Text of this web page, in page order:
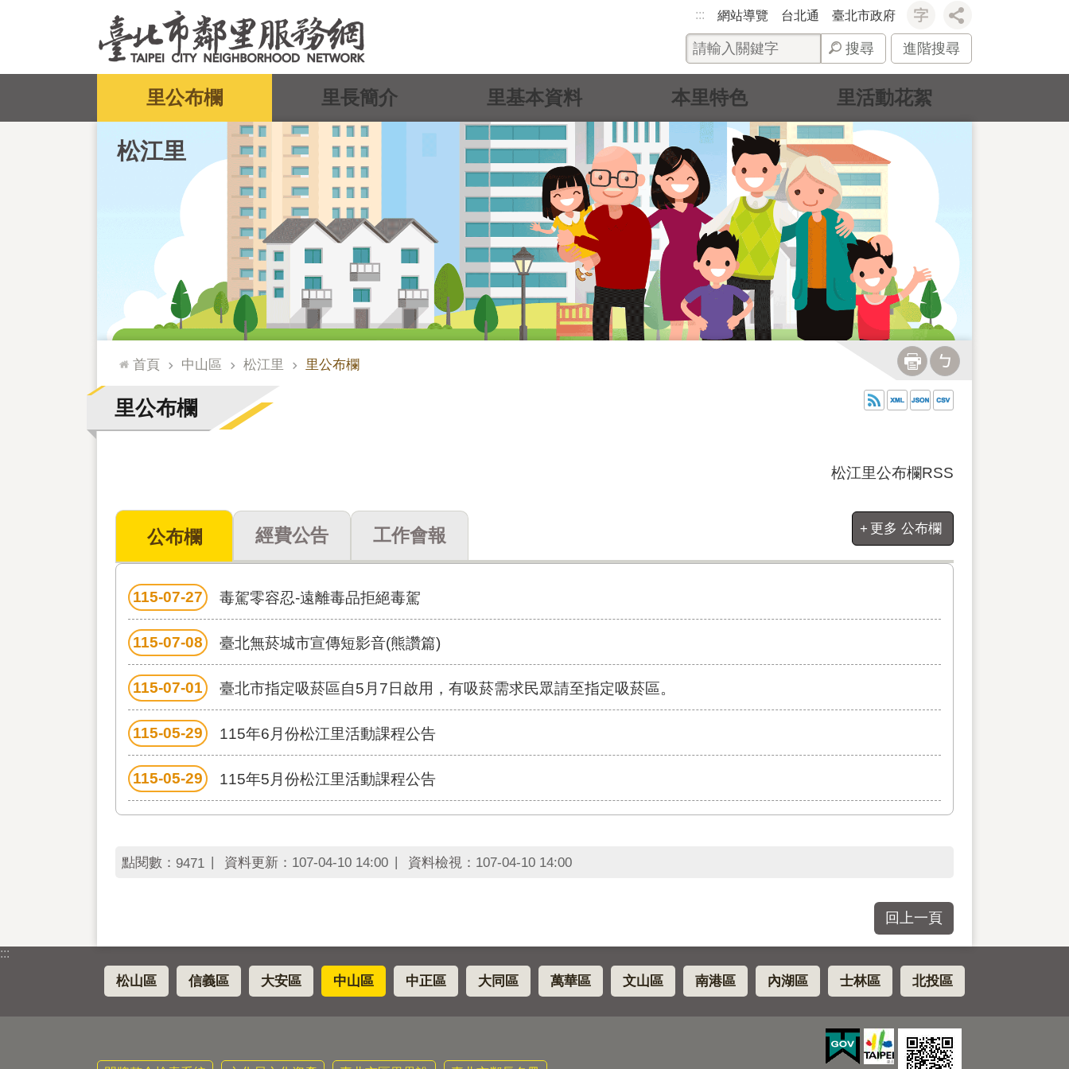
::: 網站導覽 台北通 臺北市政府
搜尋 進階搜尋
松江里
里公布欄 里長簡介 里基本資料 本里特色 里活動花絮
::: 首頁 中山區 松江里 里公布欄
里公布欄
松江里公布欄RSS
公布欄 經費公告 工作會報
115-07-27 毒駕零容忍-遠離毒品拒絕毒駕
115-07-08 臺北無菸城市宣傳短影音(熊讚篇)
115-07-01 臺北市指定吸菸區自5月7日啟用，有吸菸需求民眾請至指定吸菸區。
115-05-29 115年6月份松江里活動課程公告
115-05-29 115年5月份松江里活動課程公告
更多 公布欄
點閱數： 9471 資料更新： 107-04-10 14:00 資料檢視： 107-04-10 14:00
回上一頁
:::
松山區 信義區 大安區 中山區 中正區 大同區 萬華區 文山區 南港區 內湖區 士林區 北投區